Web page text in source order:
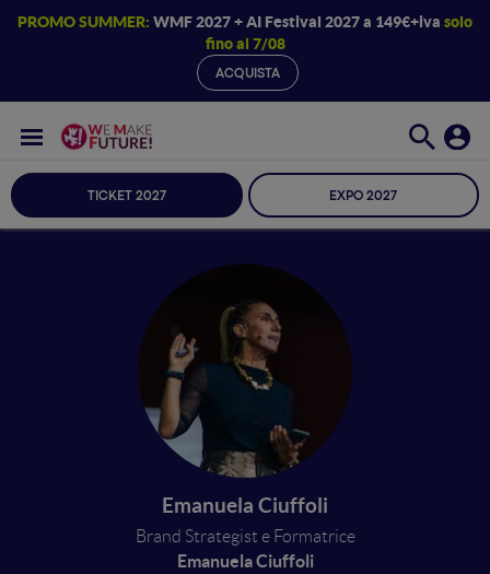
PROMO SUMMER: WMF 2027 + AI Festival 2027 a 149€+iva solo
fino al 7/08
ACQUISTA
TICKET 2027 EXPO 2027
Emanuela Ciuffoli
Brand Strategist e Formatrice
Emanuela Ciuffoli